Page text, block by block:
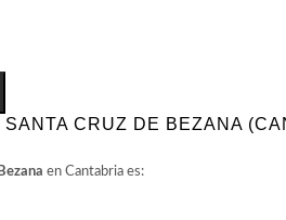
CRUZ DE BEZANA
en Cantabria es: